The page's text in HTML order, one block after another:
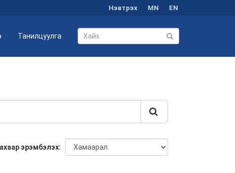
Нэвтрэх MN EN
Танилцуулга
эрэмбэлэх